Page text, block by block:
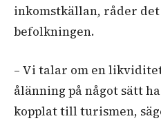
inkomstkällan, råder
befolkningen.
– Vi talar om en
ålänning på något sätt
kopplat till turismen,